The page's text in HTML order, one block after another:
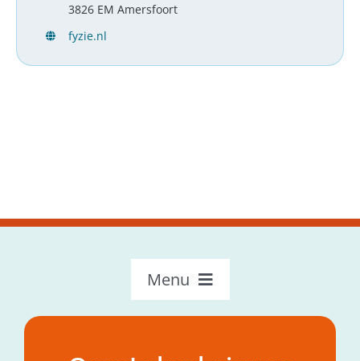
3826 EM Amersfoort
fyzie.nl
Menu
OncoLokaal – Home